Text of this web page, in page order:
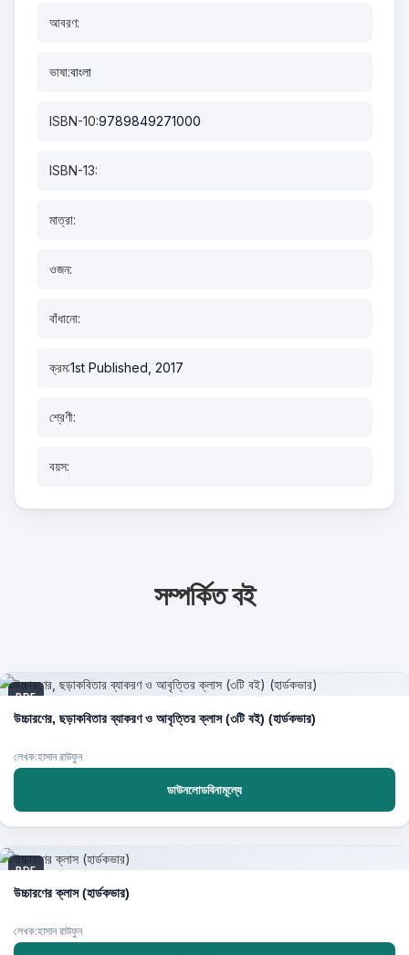
আবরণ:
ভাষা:বাংলা
ISBN-10:9789849271000
ISBN-13:
মাত্রা:
ওজন:
বাঁধানো:
ক্রম:1st Published, 2017
শ্রেণী:
বয়স:
সম্পর্কিত বই
PDF
উচ্চারণের, ছড়াকবিতার ব্যাকরণ ও আবৃত্তির ক্লাস (৩টি বই) (হার্ডকভার)
লেখক:হাসান রাউফুন
ডাউনলোডবিনামূল্যে
PDF
উচ্চারণের ক্লাস (হার্ডকভার)
লেখক:হাসান রাউফুন